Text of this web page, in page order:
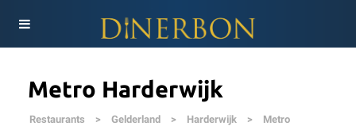
Metro Harderwijk
Restaurants > Gelderland > Harderwijk >
Metro